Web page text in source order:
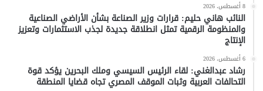
8 أغسطس، 2026
النائب هاني حليم: قرارات وزير الصناعة بشأن الأراضي الصناعية
والمنظومة الرقمية تمثل انطلاقة جديدة لجذب الاستثمارات وتعزيز
الإنتاج
6 أغسطس، 2026
رشاد عبدالغني: لقاء الرئيس السيسي وملك البحرين يؤكد قوة
التحالفات العربية وثبات الموقف المصري تجاه قضايا المنطقة